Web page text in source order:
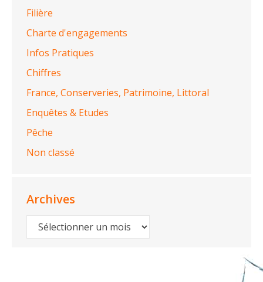
Filière
Charte d'engagements
Infos Pratiques
Chiffres
France, Conserveries, Patrimoine, Littoral
Enquêtes & Etudes
Pêche
Non classé
Archives
Archives